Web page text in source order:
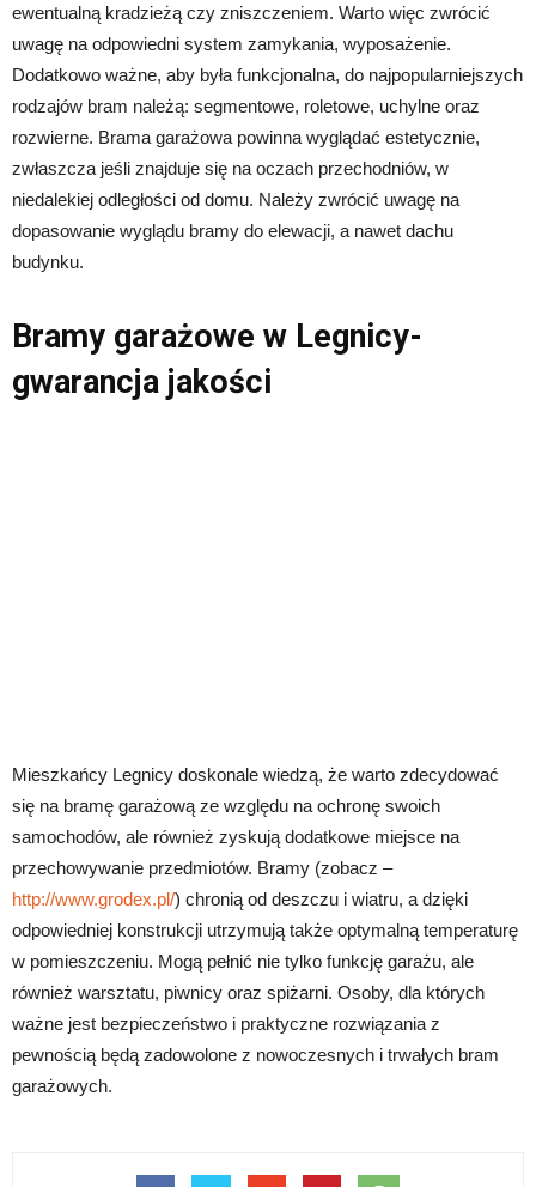
ewentualną kradzieżą czy zniszczeniem. Warto więc zwrócić
uwagę na odpowiedni system zamykania, wyposażenie.
Dodatkowo ważne, aby była funkcjonalna, do najpopularniejszych
rodzajów bram należą: segmentowe, roletowe, uchylne oraz
rozwierne. Brama garażowa powinna wyglądać estetycznie,
zwłaszcza jeśli znajduje się na oczach przechodniów, w
niedalekiej odległości od domu. Należy zwrócić uwagę na
dopasowanie wyglądu bramy do elewacji, a nawet dachu
budynku.
Bramy garażowe w Legnicy-
gwarancja jakości
Mieszkańcy Legnicy doskonale wiedzą, że warto zdecydować
się na bramę garażową ze względu na ochronę swoich
samochodów, ale również zyskują dodatkowe miejsce na
przechowywanie przedmiotów. Bramy (zobacz –
http://www.grodex.pl/) chronią od deszczu i wiatru, a dzięki
odpowiedniej konstrukcji utrzymują także optymalną temperaturę
w pomieszczeniu. Mogą pełnić nie tylko funkcję garażu, ale
również warsztatu, piwnicy oraz spiżarni. Osoby, dla których
ważne jest bezpieczeństwo i praktyczne rozwiązania z
pewnością będą zadowolone z nowoczesnych i trwałych bram
garażowych.